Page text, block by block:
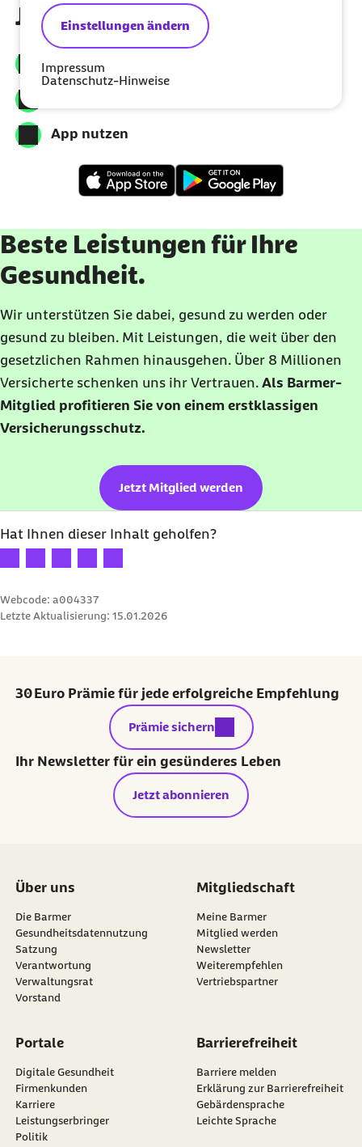
Einstellungen ändern
Impressum
Datenschutz-Hinweise
Jetzt herunterladen
Meine Barmer downloaden
App nutzen
Beste Leistungen für Ihre
Gesundheit.
Wir unterstützen Sie dabei, gesund zu werden oder
gesund zu bleiben. Mit Leistungen, die weit über den
gesetzlichen Rahmen hinausgehen. Über 8 Millionen
Versicherte schenken uns ihr Vertrauen. Als Barmer-
Mitglied profitieren Sie von einem erstklassigen
Versicherungsschutz.
Jetzt Mitglied werden
Hat Ihnen dieser Inhalt geholfen?
Ihre Bewertung: 1 Stern
Ihre Bewertung: 2 Sterne
Ihre Bewertung: 3 Sterne
Ihre Bewertung: 4 Sterne
Ihre Bewertung: 5 Sterne
Webcode: a004337
Letzte Aktualisierung: 15.01.2026
30 Euro Prämie für jede erfolgreiche Empfehlung
externer Link:
Prämie sichern
Ihr Newsletter für ein gesünderes Leben
Jetzt abonnieren
Über uns
Die Barmer
Gesundheitsdatennutzung
Satzung
Verantwortung
Verwaltungsrat
Vorstand
Mitgliedschaft
Meine Barmer
Mitglied werden
Newsletter
externer Link:
Weiterempfehlen
Vertriebspartner
Portale
Digitale Gesundheit
Firmenkunden
Karriere
Leistungserbringer
Politik
Barrierefreiheit
Barriere melden
Erklärung zur Barrierefreiheit
Gebärdensprache
Leichte Sprache